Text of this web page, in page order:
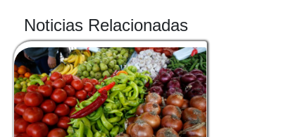
Noticias Relacionadas